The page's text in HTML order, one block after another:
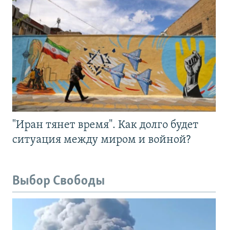
"Иран тянет время". Как долго будет
ситуация между миром и войной?
Выбор Свободы